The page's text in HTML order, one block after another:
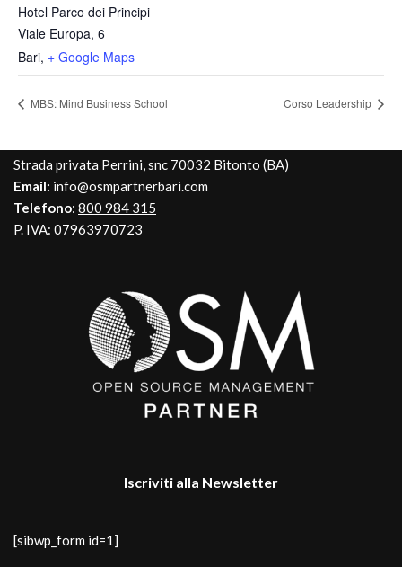
Hotel Parco dei Principi
Viale Europa, 6
Bari, + Google Maps
MBS: Mind Business School Corso Leadership
Strada privata Perrini, snc 70032 Bitonto (BA)
Email: info@osmpartnerbari.com
Telefono: 800 984 315
P. IVA: 07963970723
Iscriviti alla Newsletter
[sibwp_form id=1]